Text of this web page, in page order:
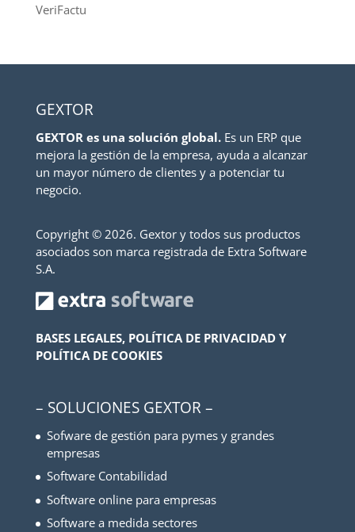
VeriFactu
GEXTOR
GEXTOR es una solución global.Es un ERP que
mejora la gestión de la empresa, ayuda a alcanzar
un mayor número de clientes y a potenciar tu
negocio.
Copyright © 2026. Gextor y todos sus productos
asociados son marca registrada de Extra Software
S.A.
BASES LEGALES, POLÍTICA DE PRIVACIDAD Y
POLÍTICA DE COOKIES
– SOLUCIONES GEXTOR –
Sofware de gestión para pymes y grandes
empresas
Software Contabilidad
Software online para empresas
Software a medida sectores